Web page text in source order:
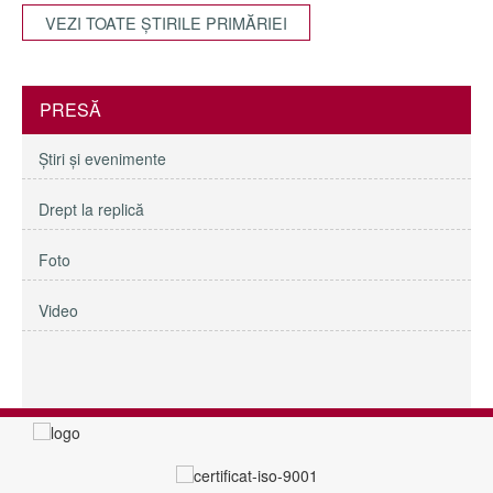
VEZI TOATE ŞTIRILE PRIMĂRIEI
PRESĂ
Ştiri şi evenimente
Drept la replică
Foto
Video